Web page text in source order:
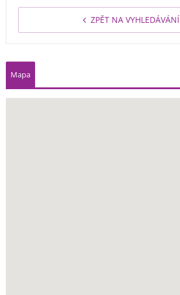
ZPĚT NA VYHLEDÁVÁNÍ
Mapa